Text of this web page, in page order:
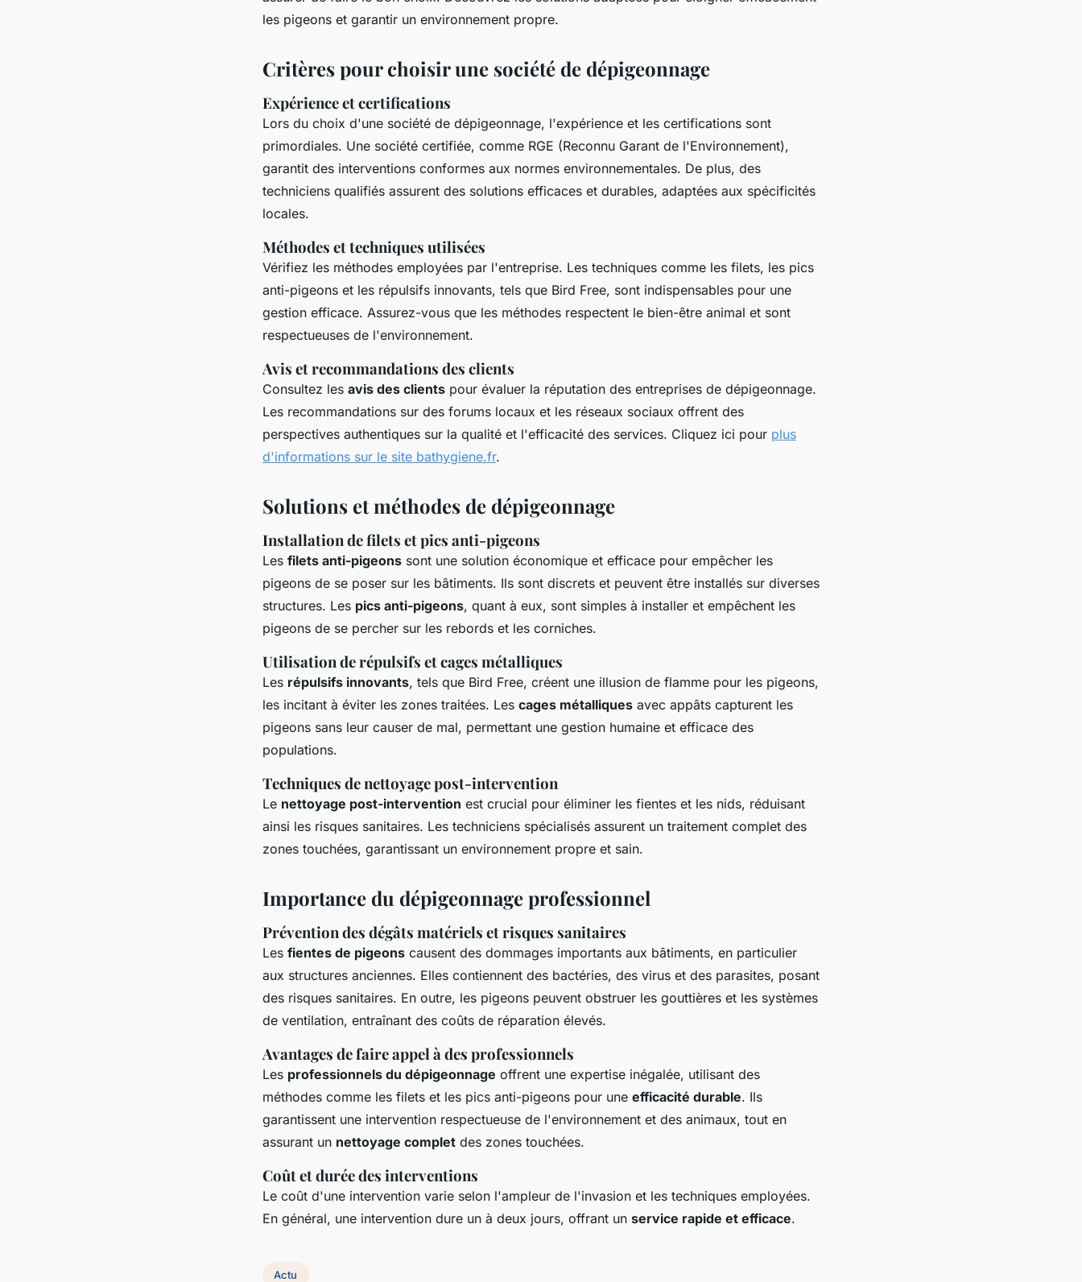
les pigeons et garantir un environnement propre.
Critères pour choisir une société de dépigeonnage
Expérience et certifications
Lors du choix d'une société de dépigeonnage, l'expérience et les certifications sont
primordiales. Une société certifiée, comme RGE (Reconnu Garant de l'Environnement),
garantit des interventions conformes aux normes environnementales. De plus, des
techniciens qualifiés assurent des solutions efficaces et durables, adaptées aux spécificités
locales.
Méthodes et techniques utilisées
Vérifiez les méthodes employées par l'entreprise. Les techniques comme les filets, les pics
anti-pigeons et les répulsifs innovants, tels que Bird Free, sont indispensables pour une
gestion efficace. Assurez-vous que les méthodes respectent le bien-être animal et sont
respectueuses de l'environnement.
Avis et recommandations des clients
Consultez les avis des clients pour évaluer la réputation des entreprises de dépigeonnage.
Les recommandations sur des forums locaux et les réseaux sociaux offrent des
perspectives authentiques sur la qualité et l'efficacité des services. Cliquez ici pour plus
d'informations sur le site bathygiene.fr.
Solutions et méthodes de dépigeonnage
Installation de filets et pics anti-pigeons
Les filets anti-pigeons sont une solution économique et efficace pour empêcher les
pigeons de se poser sur les bâtiments. Ils sont discrets et peuvent être installés sur diverses
structures. Les pics anti-pigeons, quant à eux, sont simples à installer et empêchent les
pigeons de se percher sur les rebords et les corniches.
Utilisation de répulsifs et cages métalliques
Les répulsifs innovants, tels que Bird Free, créent une illusion de flamme pour les pigeons,
les incitant à éviter les zones traitées. Les cages métalliques avec appâts capturent les
pigeons sans leur causer de mal, permettant une gestion humaine et efficace des
populations.
Techniques de nettoyage post-intervention
Le nettoyage post-intervention est crucial pour éliminer les fientes et les nids, réduisant
ainsi les risques sanitaires. Les techniciens spécialisés assurent un traitement complet des
zones touchées, garantissant un environnement propre et sain.
Importance du dépigeonnage professionnel
Prévention des dégâts matériels et risques sanitaires
Les fientes de pigeons causent des dommages importants aux bâtiments, en particulier
aux structures anciennes. Elles contiennent des bactéries, des virus et des parasites, posant
des risques sanitaires. En outre, les pigeons peuvent obstruer les gouttières et les systèmes
de ventilation, entraînant des coûts de réparation élevés.
Avantages de faire appel à des professionnels
Les professionnels du dépigeonnage offrent une expertise inégalée, utilisant des
méthodes comme les filets et les pics anti-pigeons pour une efficacité durable. Ils
garantissent une intervention respectueuse de l'environnement et des animaux, tout en
assurant un nettoyage complet des zones touchées.
Coût et durée des interventions
Le coût d'une intervention varie selon l'ampleur de l'invasion et les techniques employées.
En général, une intervention dure un à deux jours, offrant un service rapide et efficace.
Actu